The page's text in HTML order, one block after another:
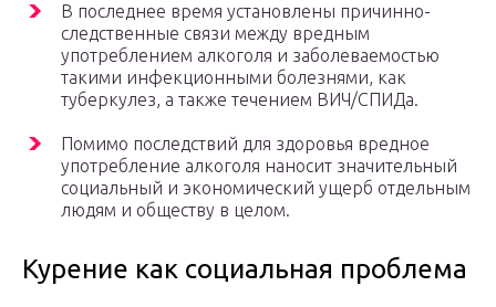
В последнее время установлены причинно-
следственные связи между вредным
употреблением алкоголя и заболеваемостью
такими инфекционными болезнями, как
туберкулез, а также течением ВИЧ/СПИДа.
Помимо последствий для здоровья вредное
употребление алкоголя наносит значительный
социальный и экономический ущерб отдельным
людям и обществу в целом.
Курение как социальная проблема